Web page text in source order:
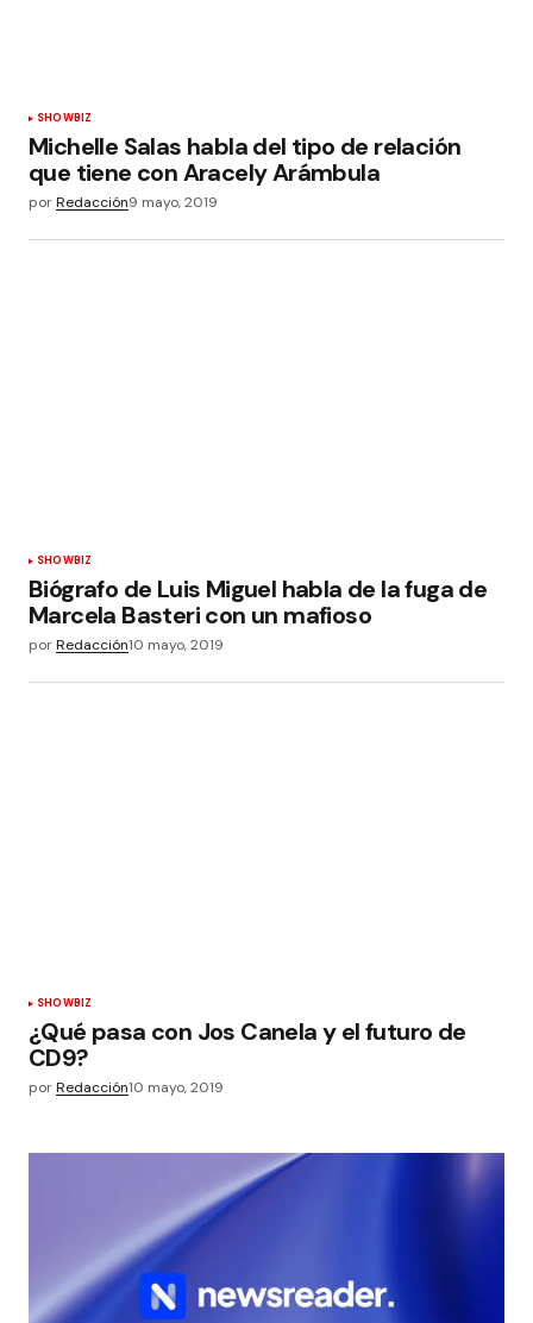
SHOWBIZ
Michelle Salas habla del tipo de relación
que tiene con Aracely Arámbula
porRedacción9 mayo, 2019
SHOWBIZ
Biógrafo de Luis Miguel habla de la fuga de
Marcela Basteri con un mafioso
porRedacción10 mayo, 2019
SHOWBIZ
¿Qué pasa con Jos Canela y el futuro de
CD9?
porRedacción10 mayo, 2019